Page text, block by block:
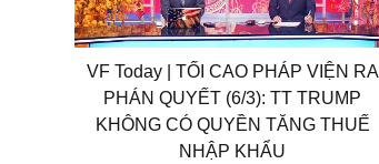
VF Today | TỐI CAO PHÁP VIỆN RA
PHÁN QUYẾT (6/3): TT TRUMP
KHÔNG CÓ QUYỀN TĂNG THUẾ
NHẬP KHẨU